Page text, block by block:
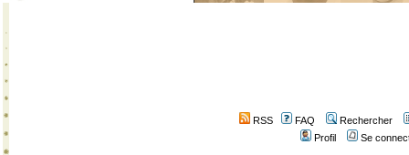
RSS FAQ
Rechercher
Profil
Se